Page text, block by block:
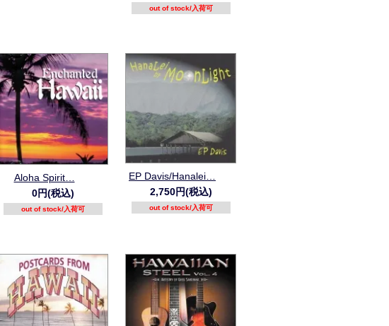
out of stock/入荷可
Aloha Spirit…
0円(税込)
out of stock/入荷可
EP Davis/Hanalei…
2,750円(税込)
out of stock/入荷可